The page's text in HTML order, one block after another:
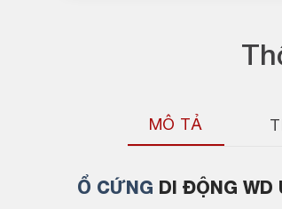
MÔ TẢ
Ổ CỨNG DI ĐỘNG WD